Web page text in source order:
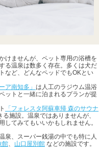
けませんが、ペット専用の浴槽を
る温泉は数多く存在。多くは犬だ
など、どんなペッドでもOKとい
ア南知多」 は人工のラジウム温浴
ットと一緒に泊まれるプランが提
「フォレスタ阿蘇車帰 森のサウナ
施設。温泉ではありませんが、
てみてもいいかもしれません。
泉、スーパー銭湯の中でも特に人
館、 山口屋別館 などの施設です。